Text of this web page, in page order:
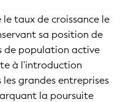
taux de croissance le
sa position de
de population active
à l'introduction
grandes entreprises
la poursuite